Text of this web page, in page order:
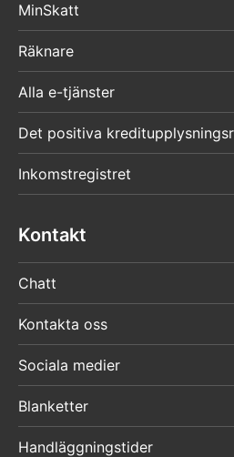
MinSkatt
Räknare
Alla e-tjänster
Det positiva
Inkomstregistret
Kontakt
Chatt
Kontakta oss
Sociala medier
Blanketter
Handläggningstider